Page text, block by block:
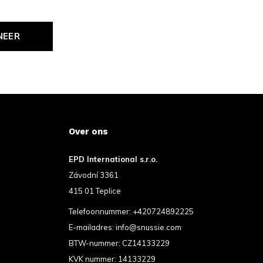
Over ons
EPD International s.r.o.
Závodní 3361
415 01 Teplice
Telefoonnummer: +420724892225
E-mailadres: info@snussie.com
BTW-nummer: CZ14133229
KVK nummer: 14133229